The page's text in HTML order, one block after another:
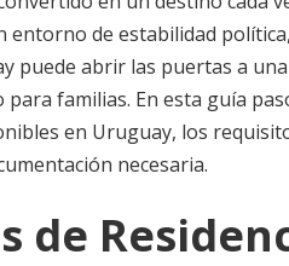
entorno de estabilidad
puede abrir las puertas a
para familias. En esta guía
en Uruguay, los
necesaria.
de